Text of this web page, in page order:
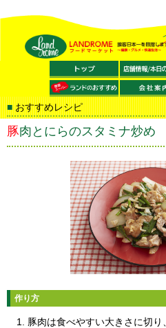
おすすめレシピ
豚肉とにらのスタミナ炒め
作り方
豚肉は食べやすい大きさに切